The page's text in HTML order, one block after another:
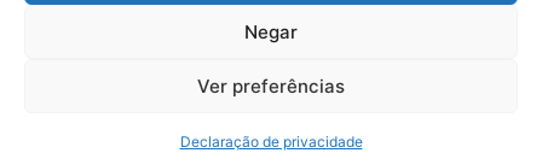
Negar
Ver preferências
Declaração de privacidade